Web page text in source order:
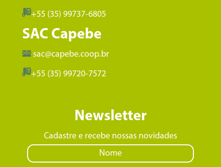
+55 (35) 99737-6805
SAC Capebe
sac@capebe.coop.br
+55 (35) 99720-7572
Newsletter
Cadastre e recebe nossas novidades